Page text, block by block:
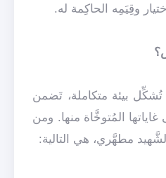
وقِيَمِه الحاكِمة له.
بيئة متكاملة، تَضمن
المُتوخَّاة منها. ومن
مطهَّري، هي التالية: